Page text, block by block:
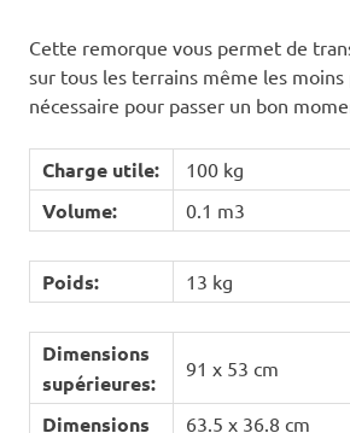
Cette remorque vous permet de
sur tous les terrains même les
nécessaire pour passer un bon
Charge utile: 100 kg
Volume: 0.1 m3
Poids: 13 kg
Dimensions
supérieures:
91 x 53 cm
Dimensions
63.5 x 36.8 cm